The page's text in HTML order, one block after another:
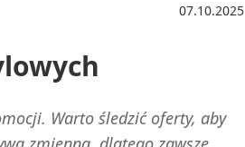
07.10.2025
Warto śledzić oferty, aby